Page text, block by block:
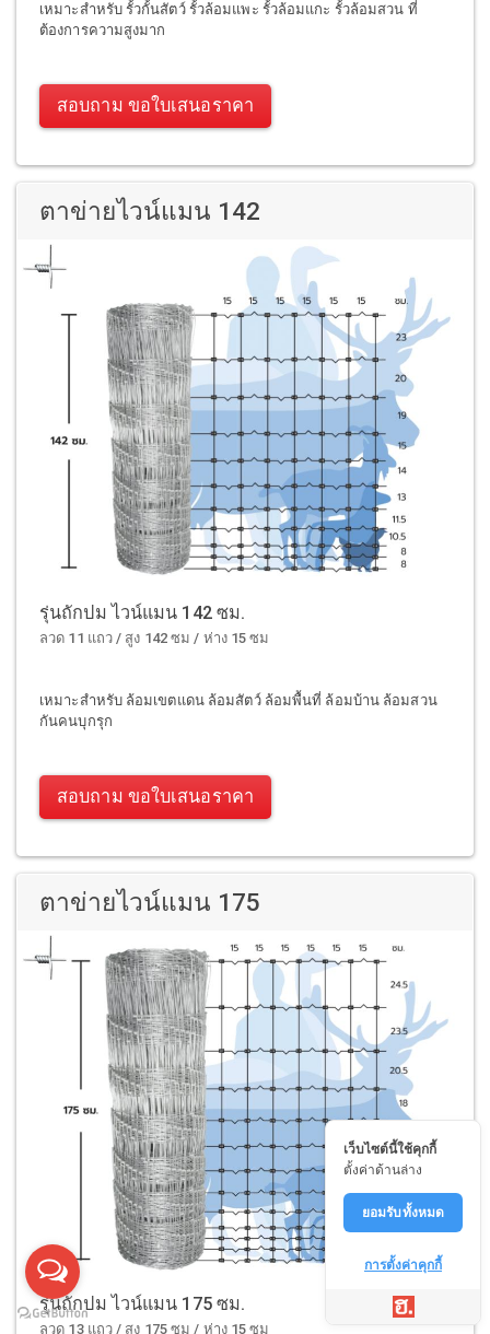
เหมาะสำหรับ รั้วกั้นสัตว์ รั้วล้อมแพะ รั้วล้อมแกะ รั้วล้อมสวน ที่
ต้องการความสูงมาก
สอบถาม ขอใบเสนอราคา
ตาข่ายไวน์แมน 142
รุ่นถักปม ไวน์แมน 142 ซม.
ลวด 11 แถว / สูง 142 ซม / ห่าง 15 ซม
เหมาะสำหรับ ล้อมเขตแดน ล้อมสัตว์ ล้อมพื้นที่ ล้อมบ้าน ล้อมสวน
กันคนบุกรุก
สอบถาม ขอใบเสนอราคา
ตาข่ายไวน์แมน 175
รุ่นถักปม ไวน์แมน 175 ซม.
ลวด 13 แถว / สูง 175 ซม / ห่าง 15 ซม
เว็บไซต์นี้ใช้คุกกี้
ตั้งค่าด้านล่าง
ยอมรับทั้งหมด
การตั้งค่าคุกกี้